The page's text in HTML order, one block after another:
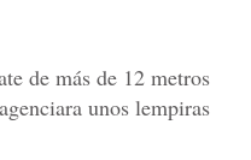
de más de 12 metros
unos lempiras